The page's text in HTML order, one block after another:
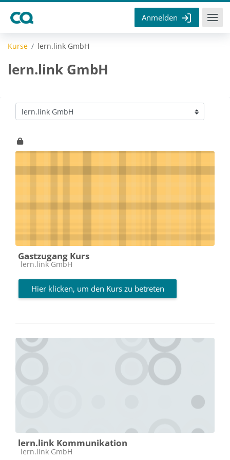
Anmelden
Kurse lern.link GmbH
lern.link GmbH
Kursbereiche
Gastzugang Kurs
Kursbereich
lern.link GmbH
Hier klicken, um den Kurs zu betreten
lern.link Kommunikation
Kursbereich
lern.link GmbH